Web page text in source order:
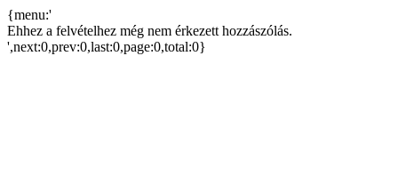
{menu:'
Ehhez a felvételhez még nem érkezett hozzászólás.
',next:0,prev:0,last:0,page:0,total:0}